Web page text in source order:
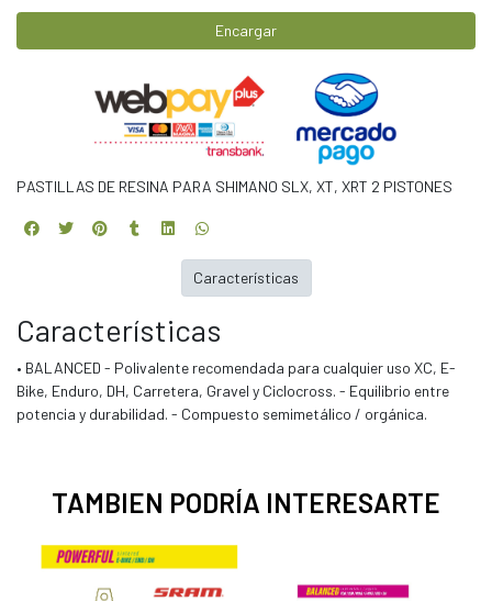
Encargar
PASTILLAS DE RESINA PARA SHIMANO SLX, XT, XRT 2 PISTONES
Características
• BALANCED - Polivalente recomendada para cualquier uso XC, E-
Bike, Enduro, DH, Carretera, Gravel y Ciclocross. - Equilibrio entre
potencia y durabilidad. - Compuesto semimetálico / orgánica.
Características
TAMBIEN PODRÍA INTERESARTE